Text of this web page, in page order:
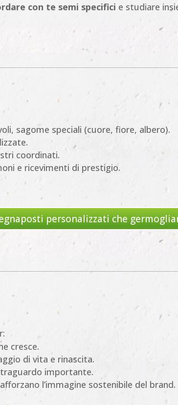
con te semi specifici e studiare
sagome speciali (cuore, fiore, albero).
coordinati.
e ricevimenti di prestigio.
personalizzati che
cresce.
di vita e rinascita.
importante.
l’immagine sostenibile del brand.